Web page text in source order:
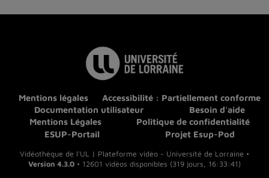
Mentions légales
Accessibilité : Partiellement conforme
Documentation utilisateur
Besoin d'aide
Mentions Légales
Politique de confidentialité
ESUP-Portail
Projet Esup-Pod
Vidéothèque de l'UL | Plateforme vidéo - Université de Lorraine •
Version 4.3.0 • 12601 vidéos disponibles (319 jours, 16:33:41)